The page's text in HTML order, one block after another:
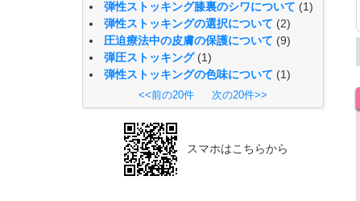
弾性ストッキング膝裏のシワについて (1)
弾性ストッキングの選択について (2)
圧迫療法中の皮膚の保護について (9)
弾圧ストッキング (1)
弾性ストッキングの色味について (1)
<<前の20件
次の20件>>
スマホはこちらから